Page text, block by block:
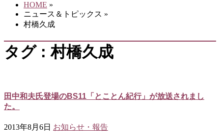
HOME »
ニュース＆トピックス »
村橋久成
タグ : 村橋久成
田中和夫氏登場のBS11「とことん紀行」が放送されまし
た。
2013年8月6日 お知らせ・報告